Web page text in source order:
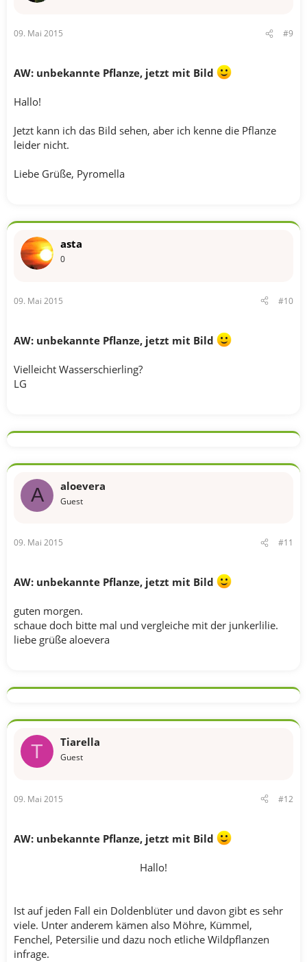
09. Mai 2015 #9
AW: unbekannte Pflanze, jetzt mit Bild
Hallo!
Jetzt kann ich das Bild sehen, aber ich kenne die Pflanze
leider nicht.
Liebe Grüße, Pyromella
asta
0
09. Mai 2015 #10
AW: unbekannte Pflanze, jetzt mit Bild
Vielleicht Wasserschierling?
LG
A aloevera
Guest
09. Mai 2015 #11
AW: unbekannte Pflanze, jetzt mit Bild
guten morgen.
schaue doch bitte mal und vergleiche mit der junkerlilie.
liebe grüße aloevera
T Tiarella
Guest
09. Mai 2015 #12
AW: unbekannte Pflanze, jetzt mit Bild
Hallo!
Ist auf jeden Fall ein Doldenblüter und davon gibt es sehr
viele. Unter anderem kämen also Möhre, Kümmel,
Fenchel, Petersilie und dazu noch etliche Wildpflanzen
infrage.